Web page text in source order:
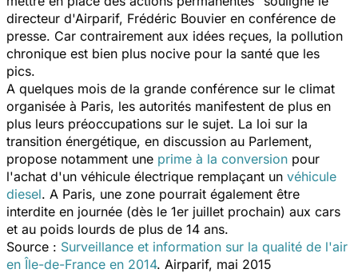
directeur d'Airparif, Frédéric Bouvier en conférence de
presse. Car contrairement aux idées reçues, la pollution
chronique est bien plus nocive pour la santé que les
pics.
A quelques mois de la grande conférence sur le climat
organisée à Paris, les autorités manifestent de plus en
plus leurs préoccupations sur le sujet. La loi sur la
transition énergétique, en discussion au Parlement,
propose notamment une prime à la conversion pour
l'achat d'un véhicule électrique remplaçant un véhicule
diesel. A Paris, une zone pourrait également être
interdite en journée (dès le 1er juillet prochain) aux cars
et au poids lourds de plus de 14 ans.
Source : Surveillance et information sur la qualité de l'air
en Île-de-France en 2014. Airparif, mai 2015